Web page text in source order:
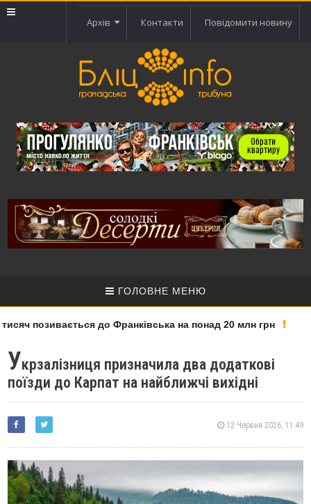
Архів Контакти Повідомити новину
ГОЛОВНЕ МЕНЮ
позивається до Франківська на понад 20 млн грн
Укрзалізниця призначила два додаткові
поїзди до Карпат на найближчі вихідні
12 Червня 2026, 11:49